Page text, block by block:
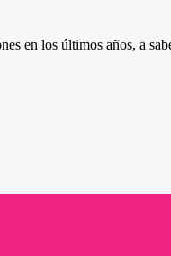
en los últimos años, a